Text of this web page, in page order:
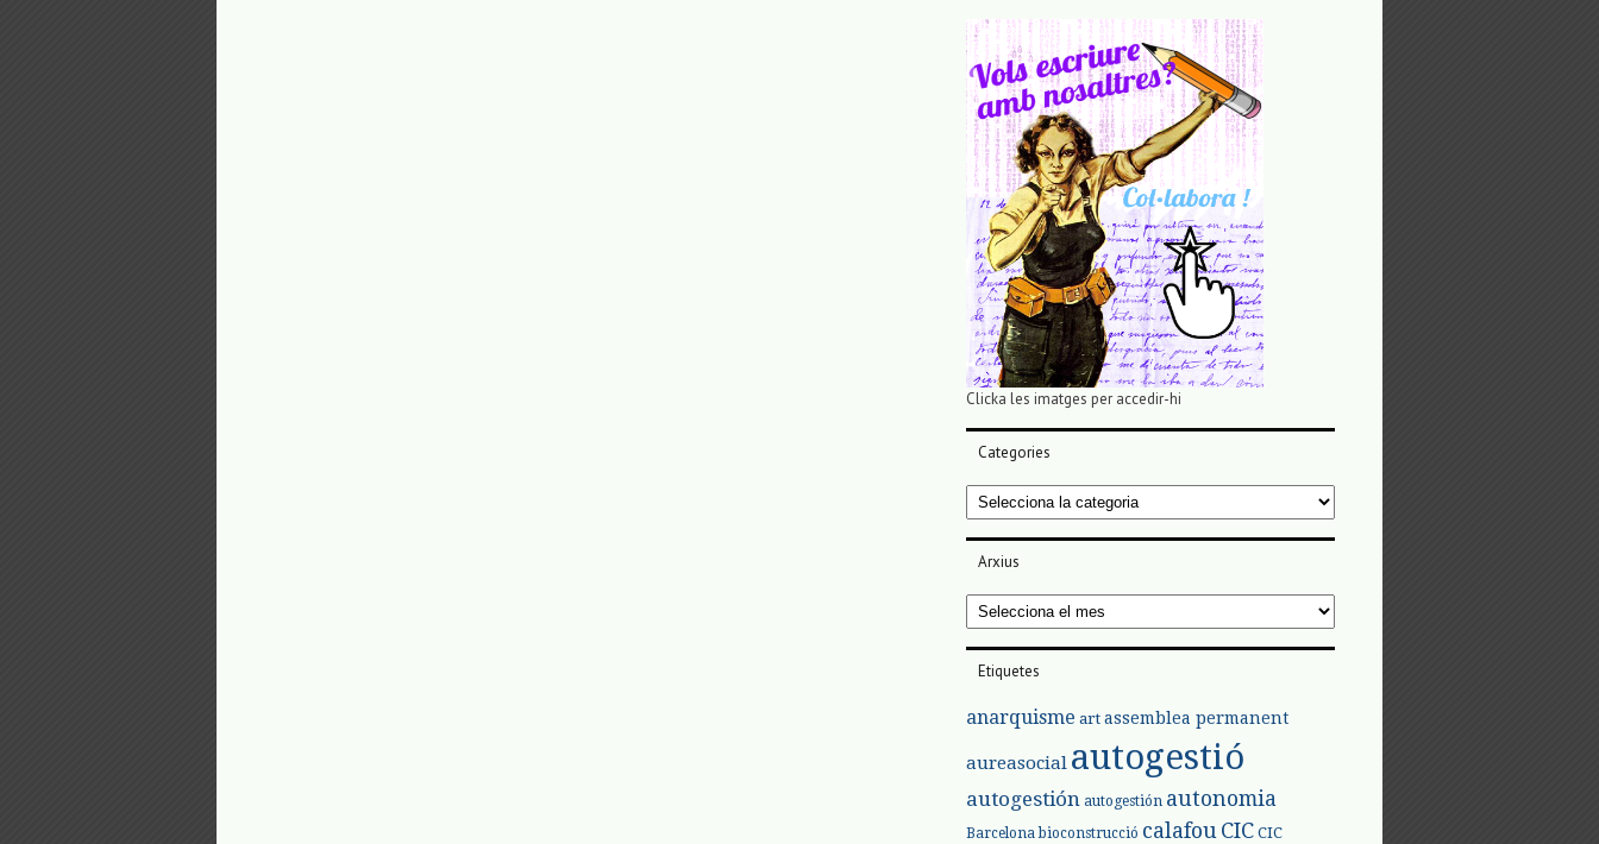
Clicka les imatges per accedir-hi
Categories
Categories
Arxius
Arxius
Etiquetes
anarquisme art assemblea permanent
aureasocial autogestió
autogestión autogestión autonomia
Barcelona bioconstrucció calafou CIC CIC